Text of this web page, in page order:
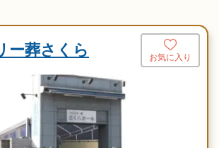
ー葬さくら お気に入り